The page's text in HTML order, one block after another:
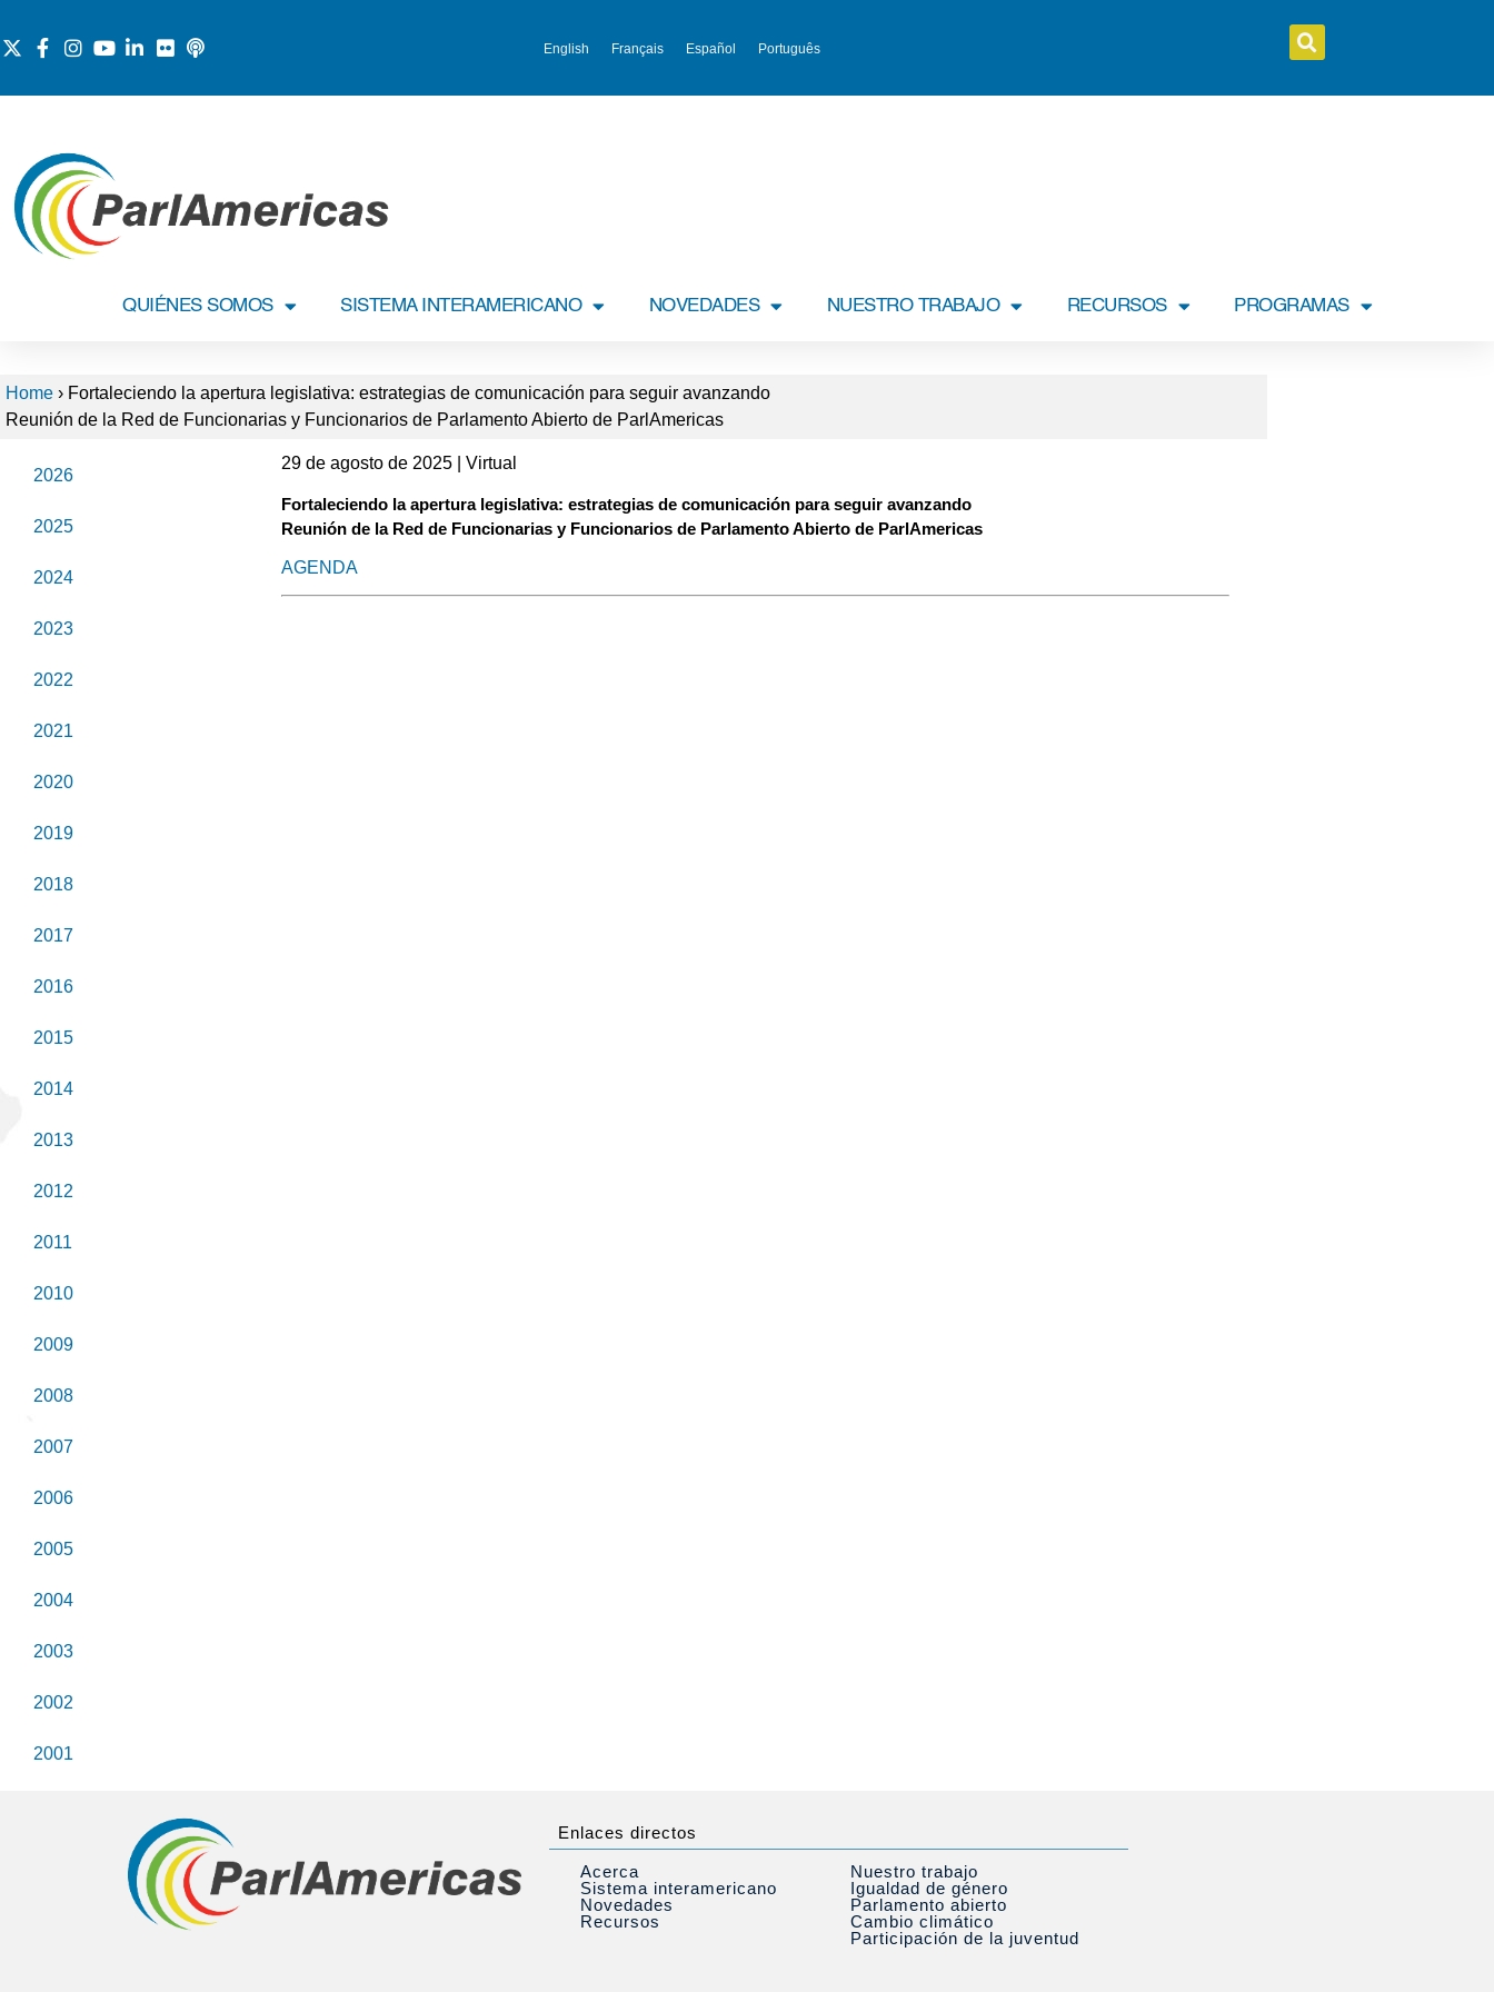
English Français Español Português
QUIÉNES SOMOS SISTEMA INTERAMERICANO NOVEDADES NUESTRO TRABAJO RECURSOS PROGRAMAS
Home › Fortaleciendo la apertura legislativa: estrategias de comunicación para seguir avanzando
Reunión de la Red de Funcionarias y Funcionarios de Parlamento Abierto de ParlAmericas
2026
2025
2024
2023
2022
2021
2020
2019
2018
2017
2016
2015
2014
2013
2012
2011
2010
2009
2008
2007
2006
2005
2004
2003
2002
2001
29 de agosto de 2025 | Virtual
Fortaleciendo la apertura legislativa: estrategias de comunicación para seguir avanzando
Reunión de la Red de Funcionarias y Funcionarios de Parlamento Abierto de ParlAmericas
AGENDA
Enlaces directos
Acerca
Sistema interamericano
Novedades
Recursos
Nuestro trabajo
Igualdad de género
Parlamento abierto
Cambio climático
Participación de la juventud